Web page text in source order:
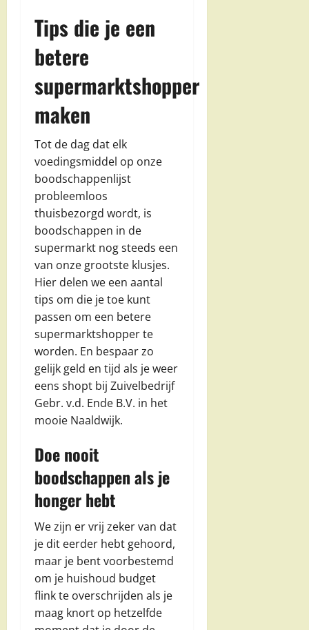
Tips die je een
betere
supermarktshopper
maken
Tot de dag dat elk
voedingsmiddel op onze
boodschappenlijst
probleemloos
thuisbezorgd wordt, is
boodschappen in de
supermarkt nog steeds een
van onze grootste klusjes.
Hier delen we een aantal
tips om die je toe kunt
passen om een betere
supermarktshopper te
worden. En bespaar zo
gelijk geld en tijd als je weer
eens shopt bij Zuivelbedrijf
Gebr. v.d. Ende B.V. in het
mooie Naaldwijk.
Doe nooit
boodschappen als je
honger hebt
We zijn er vrij zeker van dat
je dit eerder hebt gehoord,
maar je bent voorbestemd
om je huishoud budget
flink te overschrijden als je
maag knort op hetzelfde